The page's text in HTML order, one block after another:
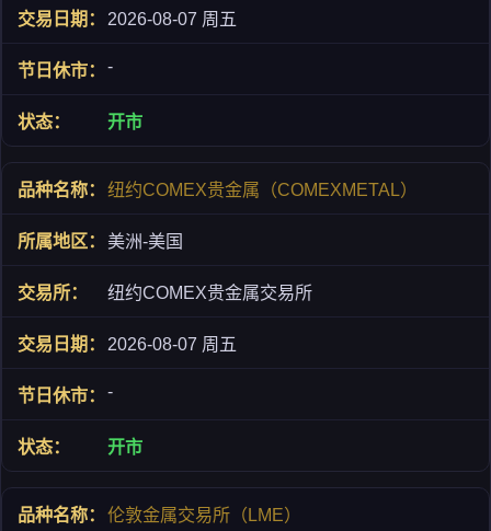
2026-08-07 周五
-
开市
纽约COMEX贵金属（COMEXMETAL）
美洲-美国
纽约COMEX贵金属交易所
2026-08-07 周五
-
开市
伦敦金属交易所（LME）